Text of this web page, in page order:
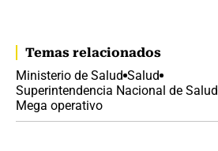
Temas relacionados
Ministerio de Salud Salud
Superintendencia Nacional de Salud
Mega operativo